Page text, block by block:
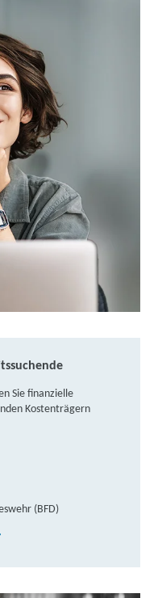
Sie finanzielle
Kostenträgern
(BFD)